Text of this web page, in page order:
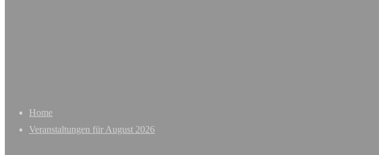
Home
Veranstaltungen für August 2026